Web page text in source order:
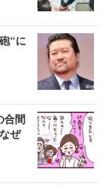
“に
合間
ぜ